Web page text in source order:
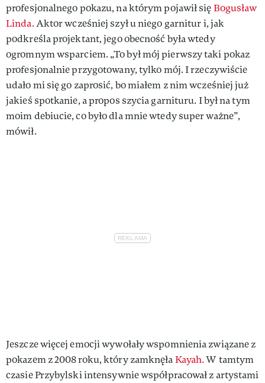
profesjonalnego pokazu, na którym pojawił sięBogusław
Linda.Aktor wcześniej szył u niego garnitur i, jak
podkreśla projektant, jego obecność była wtedy
ogromnym wsparciem. „To był mój pierwszy taki pokaz
profesjonalnie przygotowany, tylko mój. I rzeczywiście
udało mi się go zaprosić, bo miałem z nim wcześniej już
jakieś spotkanie, a propos szycia garnituru. I był na tym
moim debiucie, co było dla mnie wtedy super ważne”,
mówił.
Jeszcze więcej emocji wywołały wspomnienia związane z
pokazem z 2008 roku, który zamknęłaKayah.W tamtym
czasie Przybylski intensywnie współpracował z artystami